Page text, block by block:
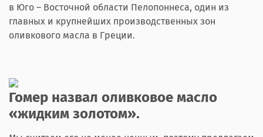
в Юго – Восточной области Пелопоннеса, один из
главных и крупнейших производственных зон
оливкового масла в Греции.
Гомер назвал оливковое масло
«жидким золотом».